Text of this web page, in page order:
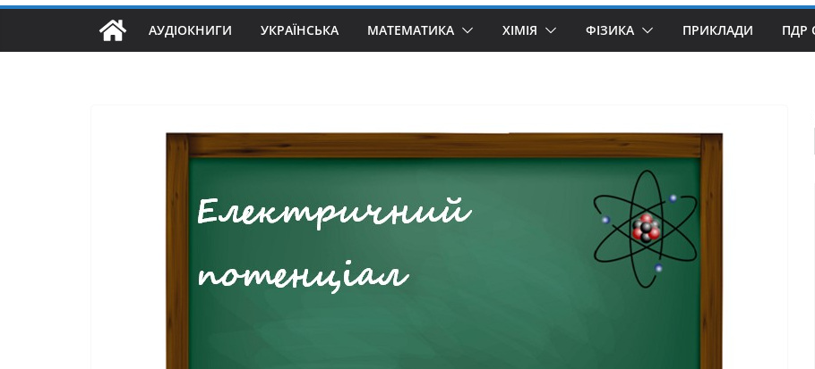
АУДІОКНИГИ УКРАЇНСЬКА МАТЕМАТИКА ХІМІЯ ФІЗИКА ПРИКЛАДИ ПДР